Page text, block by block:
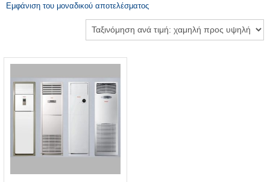
Εμφάνιση του μοναδικού αποτελέσματος